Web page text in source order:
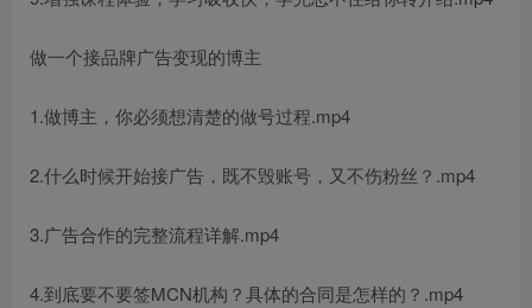
做一个接品牌广告变现的博主
1.做博主，你必须想清楚的做号过程.mp4
2.什么时候开始接广告，既不毁账号，又不伤粉丝？.mp4
3.广告合作的完整流程详解.mp4
4.到底要不要签MCN机构？具体的合同是怎样的？.mp4